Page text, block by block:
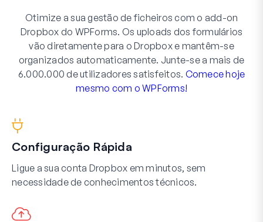
Otimize a sua gestão de ficheiros com o add-on
Dropbox do WPForms. Os uploads dos formulários
vão diretamente para o Dropbox e mantêm-se
organizados automaticamente. Junte-se a mais de
6.000.000 de utilizadores satisfeitos. Comece hoje
mesmo com o WPForms!
Configuração Rápida
Ligue a sua conta Dropbox em minutos, sem
necessidade de conhecimentos técnicos.